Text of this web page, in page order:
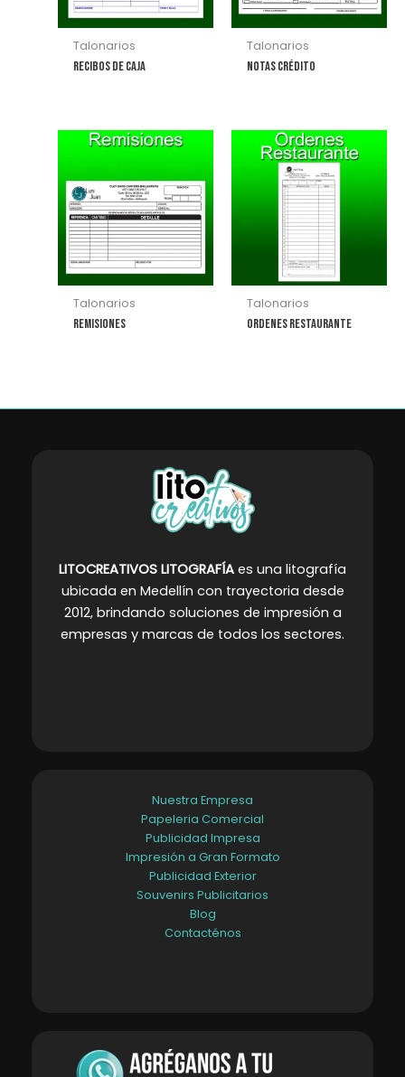
Talonarios
Recibos de Caja
Talonarios
Notas Crédito
Talonarios
Remisiones
Talonarios
Ordenes Restaurante
LITOCREATIVOS LITOGRAFÍA es una litografía
ubicada en Medellín con trayectoria desde
2012, brindando soluciones de impresión a
empresas y marcas de todos los sectores.
Nuestra Empresa
Papeleria Comercial
Publicidad Impresa
Impresión a Gran Formato
Publicidad Exterior
Souvenirs Publicitarios
Blog
Contacténos